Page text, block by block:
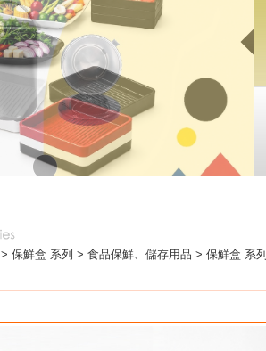
> 保鮮盒 系列 > 食品保鮮、儲存用品 > 保鮮盒 系列